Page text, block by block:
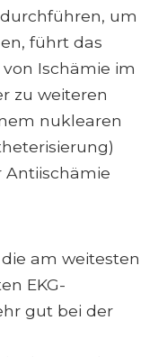
um
führt das
Ischämie im
zu weiteren
nuklearen
Antiischämie
am weitesten
EKG-
gut bei der